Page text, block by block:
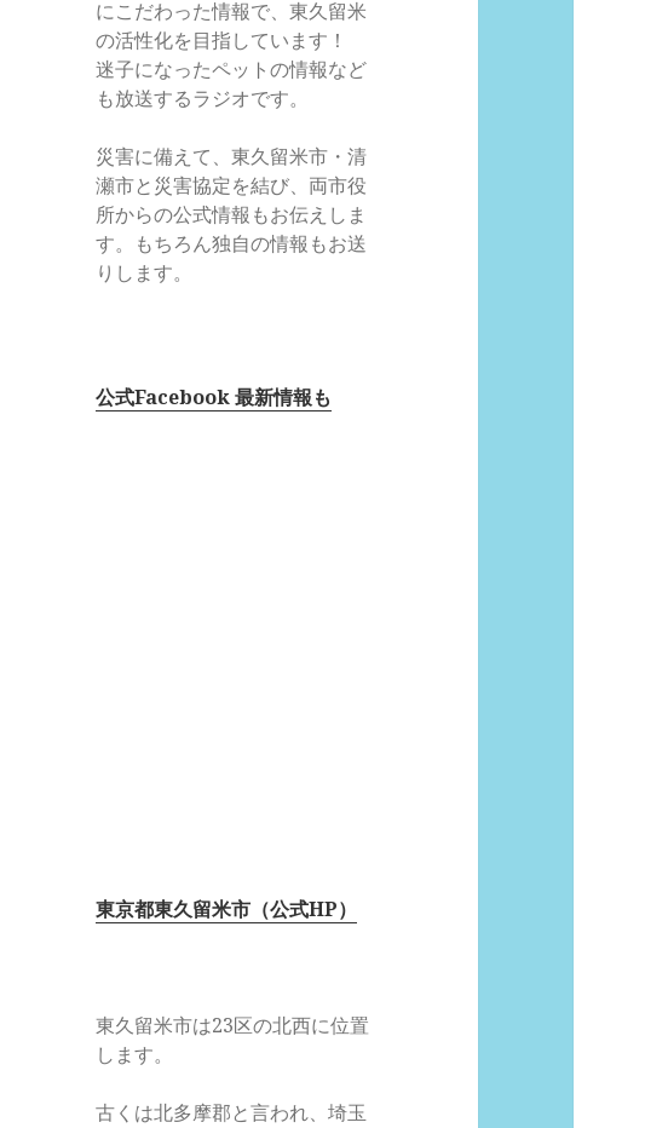
にこだわった情報で、東久留米
の活性化を目指しています！
迷子になったペットの情報など
も放送するラジオです。
災害に備えて、東久留米市・清
瀬市と災害協定を結び、両市役
所からの公式情報もお伝えしま
す。もちろん独自の情報もお送
りします。
公式Facebook 最新情報も
東京都東久留米市（公式HP）
東久留米市は23区の北西に位置
します。
古くは北多摩郡と言われ、埼玉